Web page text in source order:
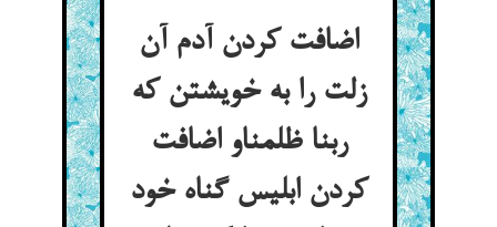
اضافت کردن آدم آن
زلت را به خویشتن که
ربنا ظلمناو اضافت
کردن ابلیس گناه خود